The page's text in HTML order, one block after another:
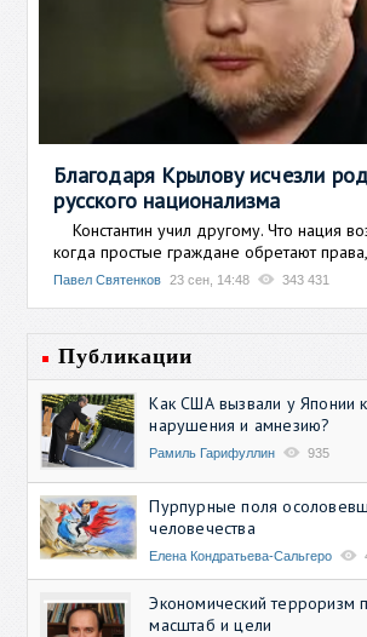
Благодаря Крылову исчезли
русского национализма
Константин учил другому. Что нация
когда простые граждане обретают
Павел Святенков 23 сен, 14:48 343 431
Публикации
Как США вызвали у Японии
нарушения и амнезию?
Рамиль Гарифуллин 935
Пурпурные поля
человечества
Елена Кондратьева-Сальгеро
Экономический терроризм
масштаб и цели